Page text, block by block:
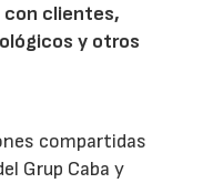
con clientes,
y otros
compartidas
Grup Caba y